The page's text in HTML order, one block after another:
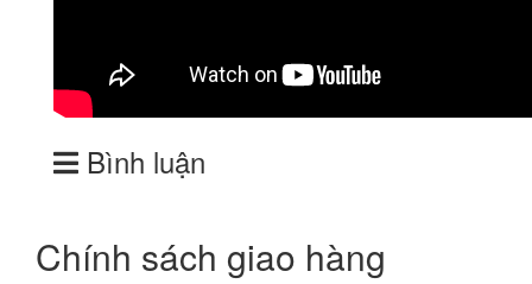
Bình luận
Chính sách giao hàng